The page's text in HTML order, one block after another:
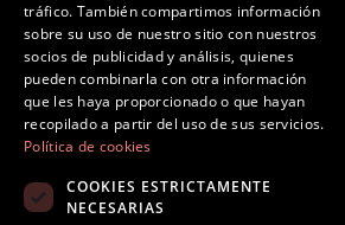
Octubre Producciones nace en
tráfico. También compartimos información
sobre su uso de nuestro sitio con nuestros
socios de publicidad y análisis, quienes
pueden combinarla con otra información
que les haya proporcionado o que hayan
recopilado a partir del uso de sus servicios.
Política de cookies
COOKIES ESTRICTAMENTE
NECESARIAS